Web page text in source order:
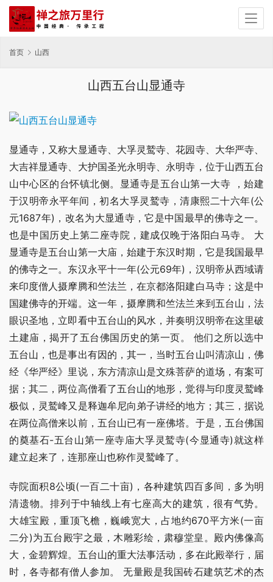
首页 山西
山西五台山显通寺
显通寺，又称大显通寺、大孚灵鹫寺、花园寺、大华严寺、
大吉祥显通寺、大护国圣光永明寺、永明寺，位于山西五台
山中心区的台怀镇北侧。显通寺是五台山第一大寺 ，始建
于汉明帝永平年间，初名大孚灵鹫寺，清康熙二十六年(公
元1687年)，改名为大显通寺，它是中国最早的佛寺之一。
也是中国历史上第二座寺院，建成仅晚于洛阳白马寺。 大
显通寺是五台山第一大庙，始建于东汉时期，它是我国最早
的佛寺之一。东汉永平十一年(公元69年)，汉明帝从西域请
来印度僧人摄摩腾和竺法兰，在京都洛阳建白马寺；这是中
国建佛寺的开端。这一年，摄摩腾和竺法兰来到五台山，法
眼识圣地，立即看中五台山的风水，并奏明汉明帝在这里破
土建庙，揭开了五台佛国历史的第一页。 他们之所以选中
五台山，也是事出有因的，其一，当时五台山叫清凉山，佛
经《华严经》里说，东方清凉山是文殊菩萨的道场，有案可
据；其二，两位高僧看了五台山的地形，觉得与印度灵鹫峰
极似，灵鹫峰又是释迦牟尼向弟子讲经的地方；其三，据说
在两位高僧来以前，五台山已有一座佛塔。于是，五台佛国
的奠基石-五台山第一座寺庙大孚灵鹫寺(今显通寺)就这样
建立起来了，连那座山也称作灵鹫峰了。
寺院面积8公顷(一百二十亩)，各种建筑四百多间，多为明
清遗物。排列于中轴线上有七座高大的建筑，很有气势。
大雄宝殿，重顶飞檐，巍峨宽大，占地约670平方米(一亩
二分)为五台殿宇之最，木雕彩绘，肃穆堂皇。殿内佛像高
大，金碧辉煌。五台山的重大法事活动，多在此殿举行，届
时，各寺都有僧人参加。 无量殿是我国砖石建筑艺术的杰